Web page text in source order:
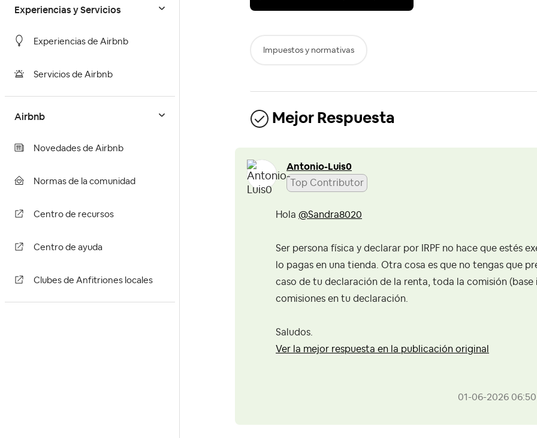
Experiencias y Servicios
Experiencias de Airbnb
Servicios de Airbnb
Airbnb
Novedades de Airbnb
Normas de la comunidad
Centro de recursos
Centro de ayuda
Clubes de Anfitriones locales
Impuestos y normativas
Mejor Respuesta
Antonio-Luis0
Top Contributor
Hola @Sandra8020
Ser persona física y declarar por IRPF no hace que estés
lo pagas en una tienda. Otra cosa es que no tengas que
caso de tu declaración de la renta, toda la comisión
comisiones en tu declaración.
Saludos.
Ver la mejor respuesta en la publicación original
‎01-06-2026 06:50